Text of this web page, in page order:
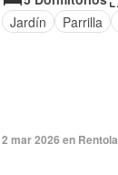
Jardín
Parrilla
2 mar 2026 en Rentola